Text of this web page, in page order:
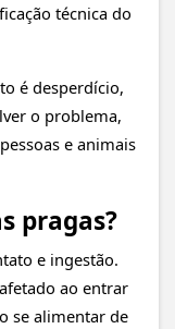
técnica do
é desperdício,
o problema,
e animais
pragas?
e ingestão.
ao entrar
se alimentar de